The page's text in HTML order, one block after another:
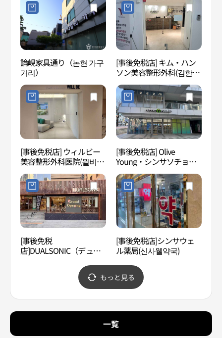
論峴家具通り（논현 가구
거리）
[事後免税店] キム・ハン
ソン美容整形外科(김한성
성형외과의원)
[事後免税店] ウィルビー
美容整形外科医院(윌비성
형외과의원)
[事後免税店] Olive
Young・シンサソチョ
（新沙瑞草）店(올리브영
신사서초점)
[事後免税
店]DUALSONIC（デュア
シンサ（江南新沙）店(듀
얼소닉 강남신사점)
[事後免税店]シンサウェ
ル薬局(신사웰약국)
もっと見る
一覧